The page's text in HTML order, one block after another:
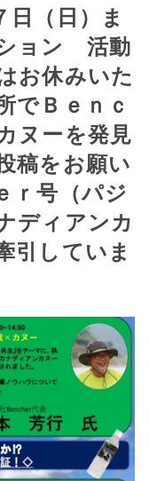
日（日）ま
ョン 活動
お休みいた
でＢｅｎｃ
ヌーを発見
稿をお願い
ｒ号（パジ
ディアンカ
引していま